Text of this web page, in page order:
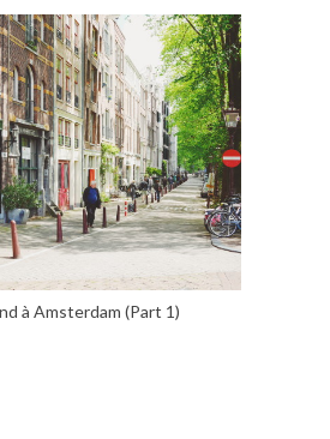
à Amsterdam (Part 1)